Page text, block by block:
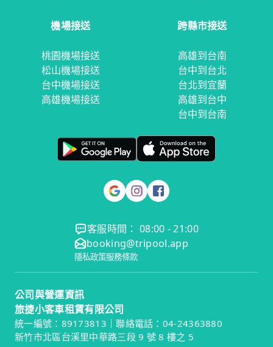
機場接送
桃園機場接送
松山機場接送
台中機場接送
高雄機場接送
跨縣市接送
高雄到台南
台中到台北
台北到宜蘭
高雄到台中
台中到台南
客服時間： 08:00 - 21:00
booking@tripool.app
隱私政策服務條款
公司與營運資訊
旅捷小客車租賃有限公司
統一編號：89173813｜聯絡電話：04-24363880
新竹市北區台溪里中華路三段 9 號 8 樓之 5